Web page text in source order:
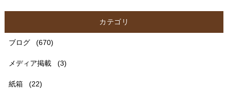
カテゴリ
ブログ (670)
メディア掲載 (3)
紙箱 (22)